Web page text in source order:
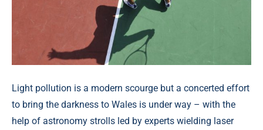
Light pollution is a modern scourge but a concerted effort
to bring the darkness to Wales is under way – with the
help of astronomy strolls led by experts wielding laser